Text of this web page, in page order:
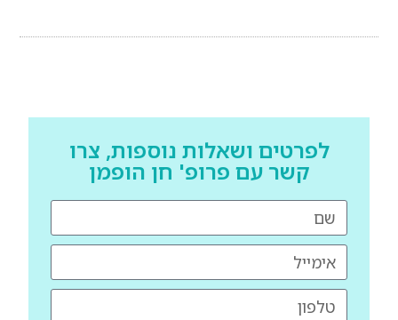
לפרטים ושאלות נוספות, צרו
קשר עם פרופ' חן הופמן